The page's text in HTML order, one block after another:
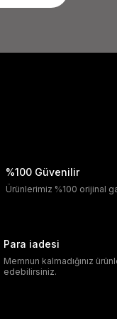
%100 Güvenilir
Ürünlerimiz %100 orijinal
Para iadesi
Memnun kalmadığınız
edebilirsiniz.